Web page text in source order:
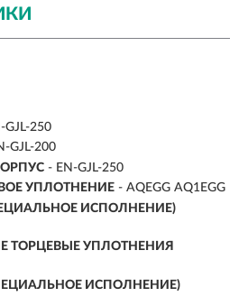
GJL-250
GJL-200
- EN-GJL-250
УПЛОТНЕНИЕ - AQEGG AQ1EGG
ИСПОЛНЕНИЕ)
ТОРЦЕВЫЕ УПЛОТНЕНИЯ
ИСПОЛНЕНИЕ)